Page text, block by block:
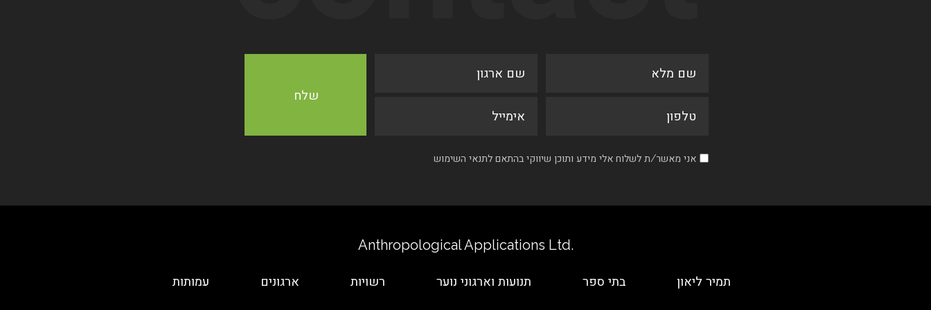
אני מאשר/ת לשלוח אלי מידע ותוכן שיווקי בהתאם לתנאי השימוש
.Anthropological Applications Ltd
תמיר ליאון בתי ספר תנועות וארגוני נוער רשויות ארגונים עמותות